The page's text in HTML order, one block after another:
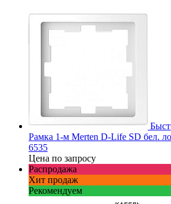
Рамка 1-м Merten D-Life SD бел.
6535
Цена по запросу
Распродажа
Хит продаж
Рекомендуем